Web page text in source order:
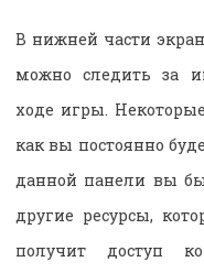
В нижней части
можно следить за
ходе игры.
как вы постоянно
данной панели вы
другие ресурсы,
получит доступ